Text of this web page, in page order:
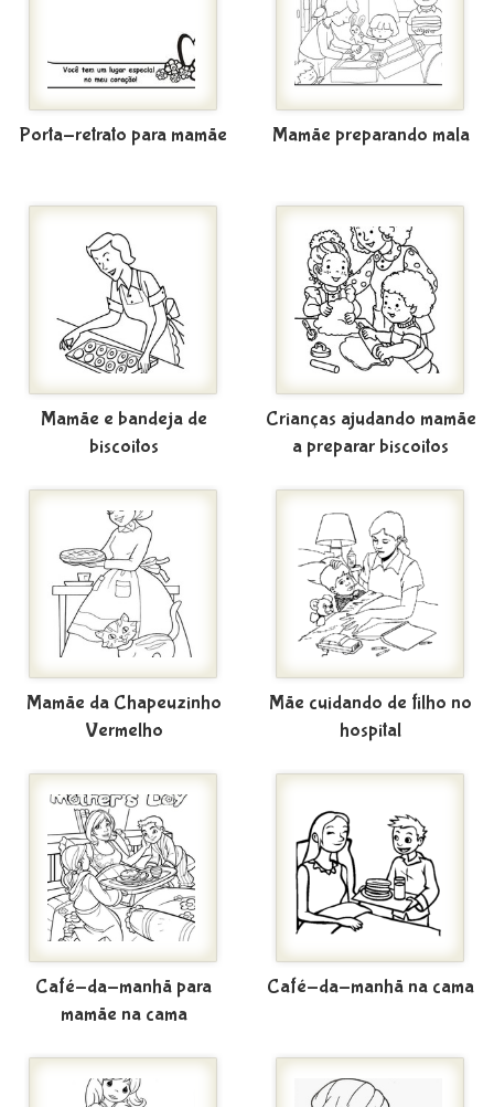
Porta-retrato para mamãe Mamãe preparando mala
Mamãe e bandeja de
biscoitos
Crianças ajudando mamãe
a preparar biscoitos
Mamãe da Chapeuzinho
Vermelho
Mãe cuidando de filho no
hospital
Café-da-manhã para
mamãe na cama
Café-da-manhã na cama